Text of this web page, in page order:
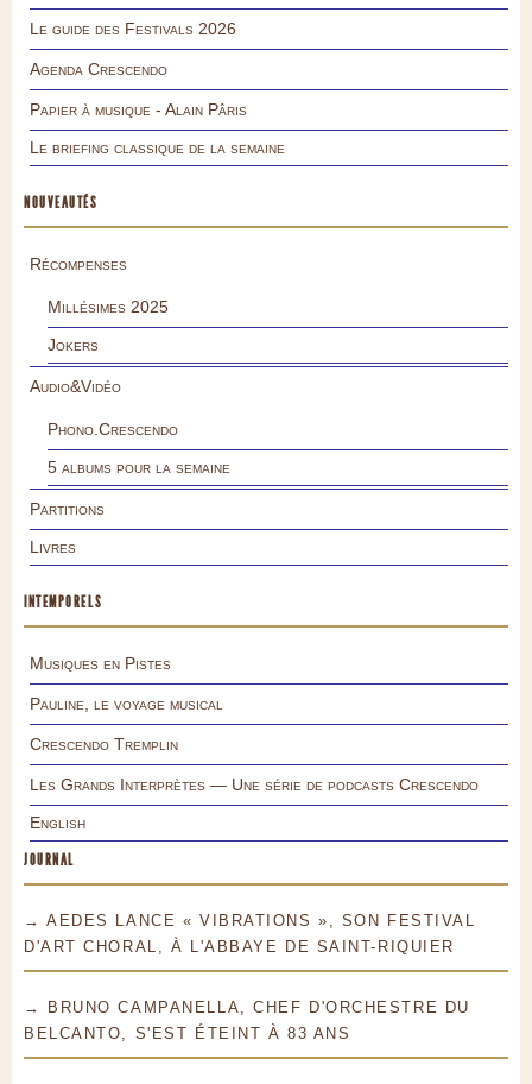
Le guide des Festivals 2026
Agenda Crescendo
Papier à musique - Alain Pâris
Le briefing classique de la semaine
NOUVEAUTÉS
Récompenses
Millésimes 2025
Jokers
Audio&Vidéo
Phono.Crescendo
5 albums pour la semaine
Partitions
Livres
INTEMPORELS
Musiques en Pistes
Pauline, le voyage musical
Crescendo Tremplin
Les Grands Interprètes — Une série de podcasts Crescendo
English
JOURNAL
→ AEDES LANCE « VIBRATIONS », SON FESTIVAL
D'ART CHORAL, À L'ABBAYE DE SAINT-RIQUIER
→ BRUNO CAMPANELLA, CHEF D'ORCHESTRE DU
BELCANTO, S'EST ÉTEINT À 83 ANS